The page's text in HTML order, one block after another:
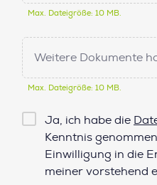
Max. Dateigröße: 10 MB.
Weitere Dokumente
Max. Dateigröße: 10 MB.
Checkbox
Datenschutz*
Ja, ich habe die
Kenntnis
Einwilligung in die
meiner vorstehend